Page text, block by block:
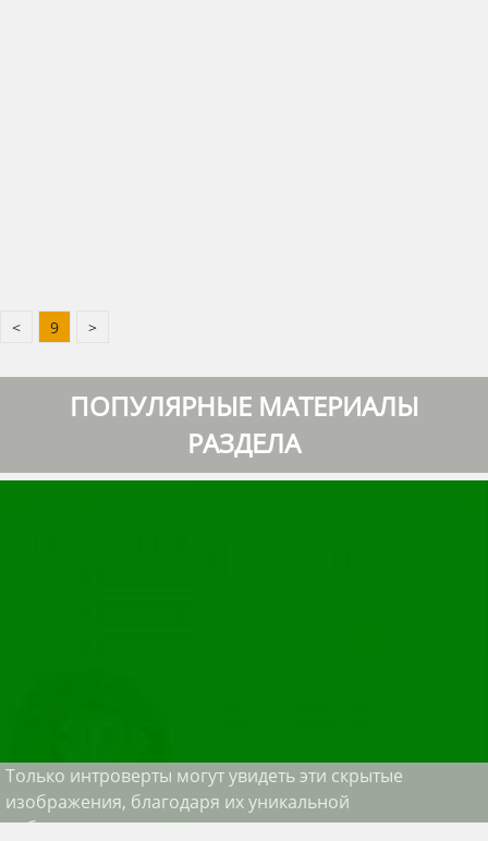
< 9 >
ПОПУЛЯРНЫЕ МАТЕРИАЛЫ
РАЗДЕЛА
Только интроверты могут увидеть эти скрытые
изображения, благодаря их уникальной
наблюдательности